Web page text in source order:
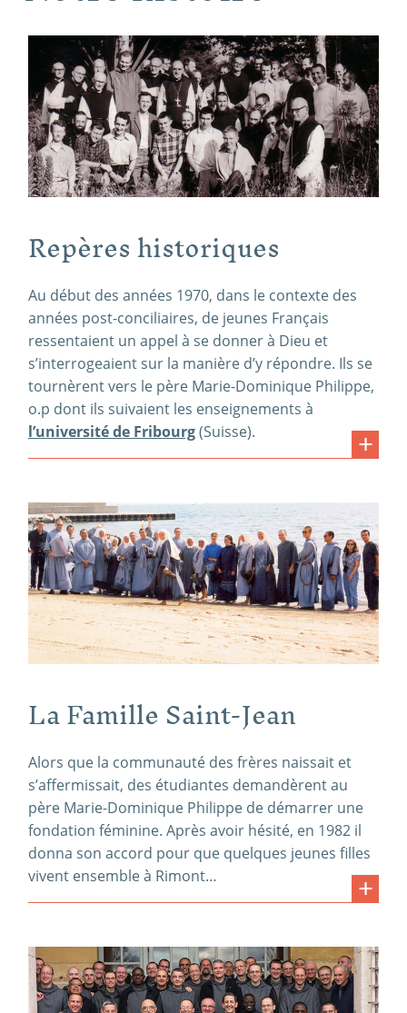
Repères historiques
Au début des années 1970, dans le contexte des
années post-conciliaires, de jeunes Français
ressentaient un appel à se donner à Dieu et
s’interrogeaient sur la manière d’y répondre. Ils se
tournèrent vers le père Marie-Dominique Philippe,
o.p dont ils suivaient les enseignements à
l’université de Fribourg(Suisse).
La Famille Saint-Jean
Alors que la communauté des frères naissait et
s’affermissait, des étudiantes demandèrent au
père Marie-Dominique Philippe de démarrer une
fondation féminine. Après avoir hésité, en 1982 il
donna son accord pour que quelques jeunes filles
vivent ensemble à Rimont…